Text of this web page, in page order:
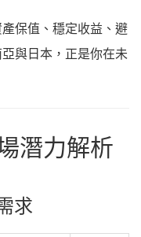
保值、穩定收益、避
與日本，正是你在未
潛力解析
求